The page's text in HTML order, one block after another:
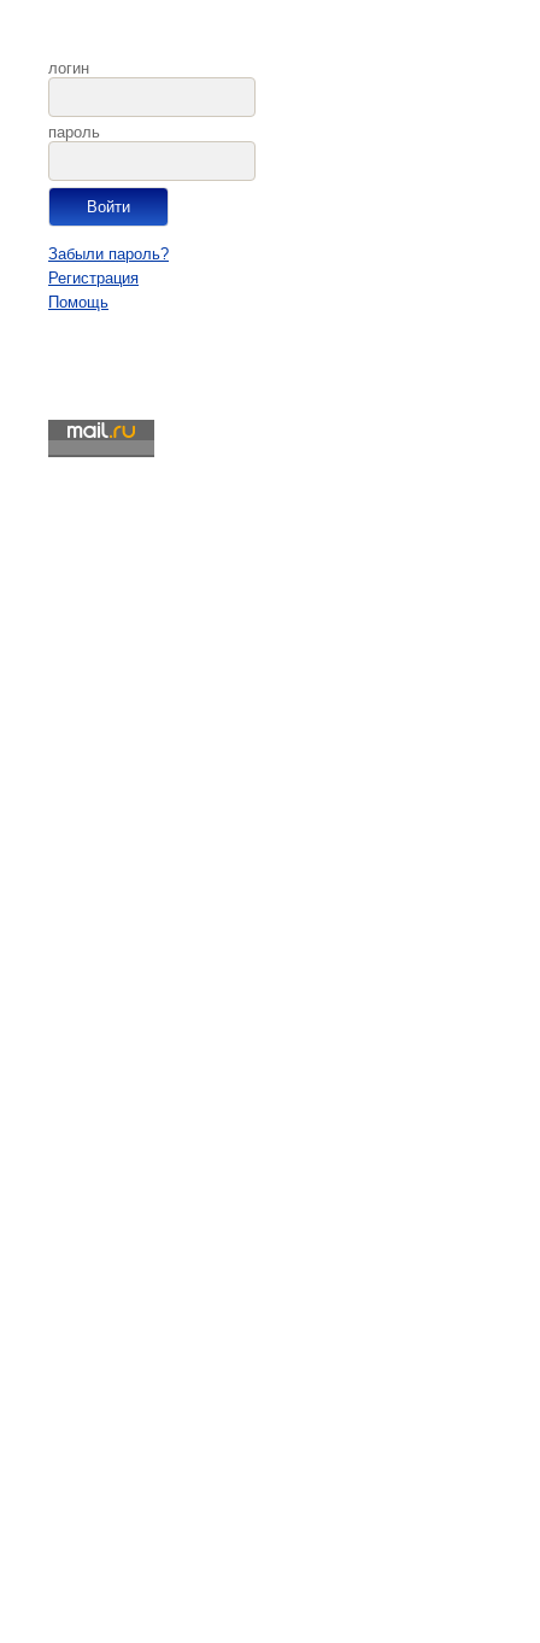
логин
пароль
Забыли пароль?
Регистрация
Помощь